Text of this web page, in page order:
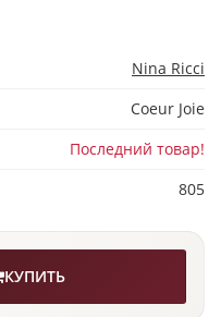
Nina Ricci
Coeur Joie
Последний товар!
805
КУПИТЬ